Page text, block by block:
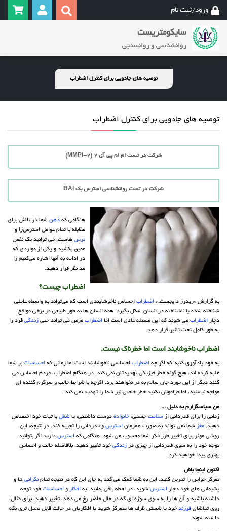
ورود/ثبت نام
سایکومتریست
روانشناسی و روانسنجی
توصیه های جادویی برای کنترل اضطراب
توصیه های جادویی برای کنترل اضطراب
شرکت در تست ام ام پی آی 2 (MMPI-2)
شرکت در تست روانشناسی استرس بک BAI
هنگامی که ذهن شما در تلاش برای
مقابله با تمام عوامل استرس‌زا و
ترس هاست، می توانید یک نفس
عمیق بکشید و یکی از مواردی که
در ادامه به آنها اشاره می‌کنیم را
مد نظر قرار دهید.
اضطراب چیست؟
به گزارش «ریدرز دایجست»، اضطراب احساس ناخوشایندی است که می‌تواند به واسطه عاملی
شناخته شده یا ناشناخته در انسان شکل بگیرد. همه انسان ها به طور طبیعی در برخی مواقع
دچار اضطراب می شوند که این مسئله عادی است اما اضطراب مزمن می تواند حتی زندگی فرد را
به طور کامل تحت تاثیر قرار دهد.
اضطراب ناخوشایند است اما خطرناک نیست.
به خود یادآوری کنید که اگر چه اضطراب احساسی ناخوشایند است اما زمانی که احساسات بر شما
غلبه کرده اند، هیچ گونه خطر فیزیکی تهدیدتان نمی کند. در هنگام اضطراب، مردم احساس می
کنند دیگر از این مورد جان سالم به در نخواهند برد. اگرچه با شرایط جالب و سرگرم کننده ای
مواجه نیستید، اما فراموش نکنید خطر خاصی نیز شما را تهدید نمی کند.
من سپاسگزارم به دلیل ...
زمانی را برای قدردانی از سلامت جسمی، خانواده دوست داشتنی، یا شغل با ثبات خود اختصاص
دهید. مغز شما نمی تواند به صورت همزمان استرس و قدردانی را تجربه کند. در نتیجه، این
روشی موثر برای تغییر طرز فکر شما محسوب می شود. هنگامی که استرس دارید اگر بتوانید
توجه خود را به سوی قدردانی از چیزی در زندگی خود تغییر دهید، بلافاصله حالت و احساس
بهتری پیدا خواهید کرد.
اکنون اینجا باش
تمرکز حواس را تمرین کنید. این به شما کمک می کند به جای این که در نتیجه تمام نگرانی ها و
پشیمانی های خود دچار استرس شوید، در لحظه باقی بمانید. به افکار و احساسات خود توجه
داشته باشید و آن ها را به سوی سوژه ای که در حال حاضر رخ می دهد، تغییر دهید، برای مثال،
روی تماشای فرزند خود یا شستن ظرف ها متمرکز شوید تا افکارتان در حالت قابل تحمل تری نگه
داشته شوند.